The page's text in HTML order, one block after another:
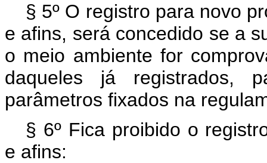
§ 5º O registro para novo
e afins, será concedido se a
o meio ambiente for
daqueles já registrados,
parâmetros fixados na
§ 6º Fica proibido o
e afins: